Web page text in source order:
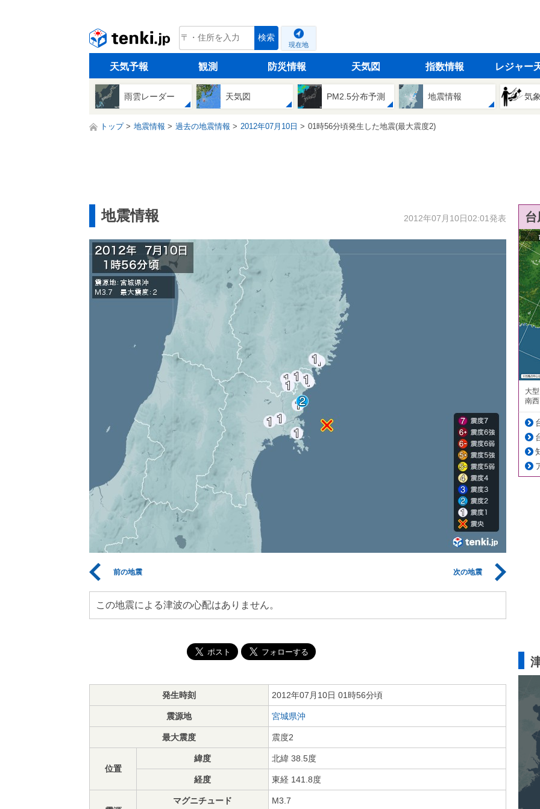
tenki.jp 検索
現在地
天気予報 観測 防災情報 天気図 指数情報 レジャー
雨雲レーダー 天気図 PM2.5分布予測 地震情報 気
トップ 地震情報 過去の地震情報 2012年07月10日 01時56分頃発生した地震(最大震度2)
地震情報 2012年07月10日02:01発表
前の地震 次の地震
この地震による津波の心配はありません。
発生時刻 2012年07月10日 01時56分頃
震源地 宮城県沖
最大震度 震度2
位置
緯度 北緯 38.5度
経度 東経 141.8度
マグニチュード M3.7
大
南